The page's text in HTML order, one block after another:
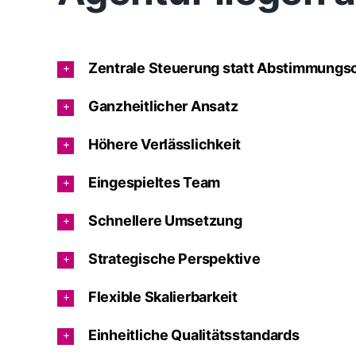
Zentrale Steuerung statt
Ganzheitlicher Ansatz
Höhere Verlässlichkeit
Eingespieltes Team
Schnellere Umsetzung
Strategische Perspektive
Flexible Skalierbarkeit
Einheitliche Qualitätsstandards